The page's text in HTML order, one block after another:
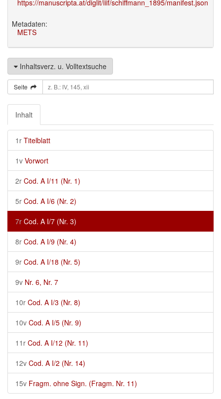
https://manuscripta.at/diglit/iiif/schiffmann_1895/manifest.json
Metadaten:
METS
Inhaltsverz. u. Volltextsuche
Seite
Inhalt
1r Titelblatt
1v Vorwort
2r Cod. A I/11 (Nr. 1)
5r Cod. A I/6 (Nr. 2)
7r Cod. A I/7 (Nr. 3)
8r Cod. A I/9 (Nr. 4)
9r Cod. A I/18 (Nr. 5)
9v Nr. 6, Nr. 7
10r Cod. A I/3 (Nr. 8)
10v Cod. A I/5 (Nr. 9)
11r Cod. A I/12 (Nr. 11)
12v Cod. A I/2 (Nr. 14)
15v Fragm. ohne Sign. (Fragm. Nr. 11)